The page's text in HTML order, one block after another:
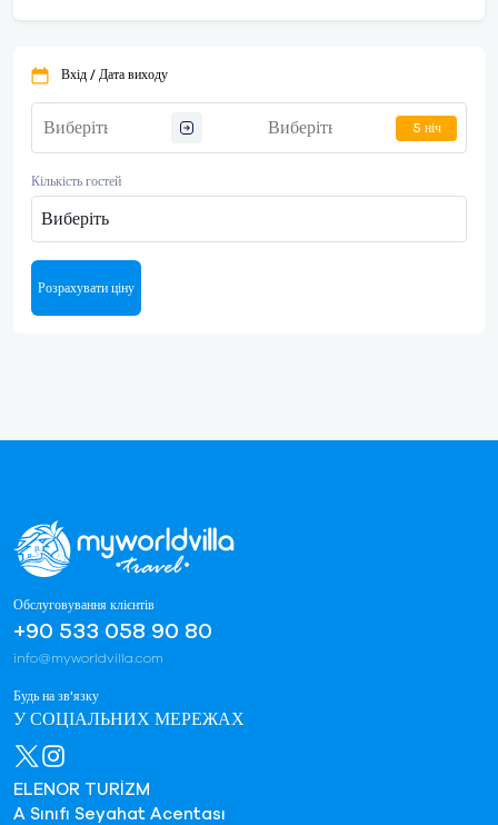
Вхід / Дата виходу
5 ніч
Кількість гостей
Виберіть
Розрахувати ціну
Обслуговування клієнтів
+90 533 058 90 80
info@myworldvilla.com
Будь на зв'язку
У СОЦІАЛЬНИХ МЕРЕЖАХ
ELENOR TURİZM
A Sınıfı Seyahat Acentası